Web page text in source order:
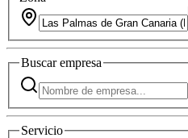
Buscarempresa
Servicio